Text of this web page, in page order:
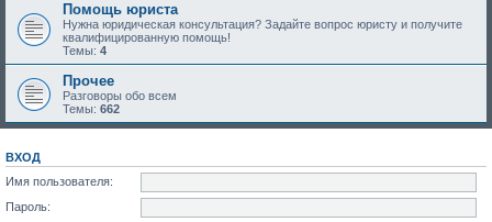
Помощь юриста
Нужна юридическая консультация? Задайте вопрос юристу и получите
квалифицированную помощь!
Темы: 4
Прочее
Разговоры обо всем
Темы: 662
ВХОД
Имя пользователя:
Пароль: